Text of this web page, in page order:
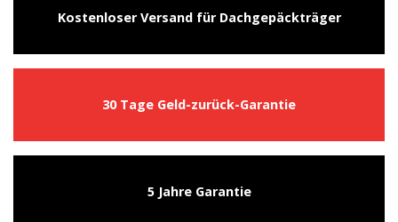
Kostenloser Versand für Dachgepäckträger
30 Tage Geld-zurück-Garantie
5 Jahre Garantie